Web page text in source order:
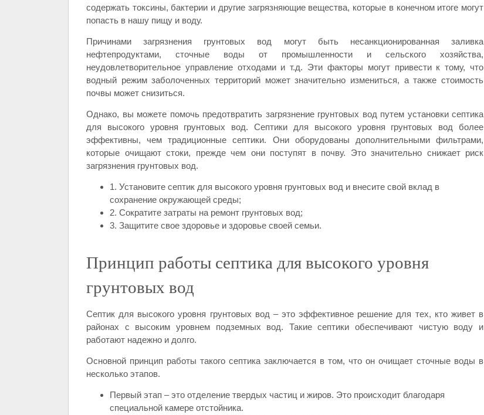
содержать токсины, бактерии и другие загрязняющие вещества, которые в конечном итоге могут
попасть в нашу пищу и воду.
Причинами загрязнения грунтовых вод могут быть несанкционированная заливка
нефтепродуктами, сточные воды от промышленности и сельского хозяйства,
неудовлетворительное управление отходами и т.д. Эти факторы могут привести к тому, что
водный режим заболоченных территорий может значительно измениться, а также стоимость
почвы может снизиться.
Однако, вы можете помочь предотвратить загрязнение грунтовых вод путем установки септика
для высокого уровня грунтовых вод. Септики для высокого уровня грунтовых вод более
эффективны, чем традиционные септики. Они оборудованы дополнительными фильтрами,
которые очищают стоки, прежде чем они поступят в почву. Это значительно снижает риск
загрязнения грунтовых вод.
1. Установите септик для высокого уровня грунтовых вод и внесите свой вклад в
сохранение окружающей среды;
2. Сократите затраты на ремонт грунтовых вод;
3. Защитите свое здоровье и здоровье своей семьи.
Принцип работы септика для высокого уровня
грунтовых вод
Септик для высокого уровня грунтовых вод – это эффективное решение для тех, кто живет в
районах с высоким уровнем подземных вод. Такие септики обеспечивают чистую воду и
работают надежно и долго.
Основной принцип работы такого септика заключается в том, что он очищает сточные воды в
несколько этапов.
Первый этап – это отделение твердых частиц и жиров. Это происходит благодаря
специальной камере отстойника.